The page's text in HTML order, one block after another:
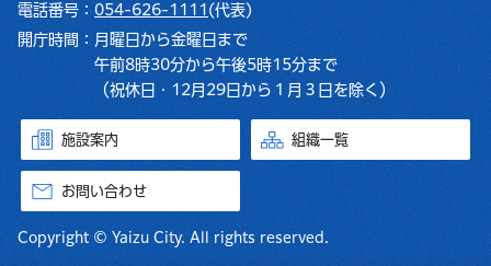
電話番号： 054-626-1111 (代表)
開庁時間： 月曜日から金曜日まで
午前8時30分から午後5時15分まで
（祝休日・12月29日から１月３日を除く）
施設案内 組織一覧
お問い合わせ
Copyright © Yaizu City. All rights reserved.